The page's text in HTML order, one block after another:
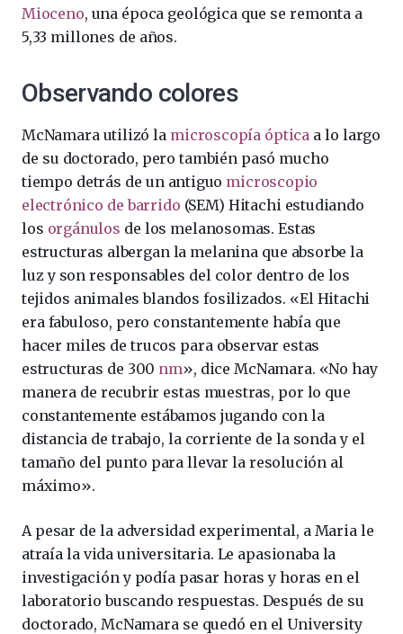
Mioceno, una época geológica que se remonta a
5,33 millones de años.
Observando colores
McNamara utilizó la microscopía óptica a lo largo
de su doctorado, pero también pasó mucho
tiempo detrás de un antiguo microscopio
electrónico de barrido (SEM) Hitachi estudiando
los orgánulos de los melanosomas. Estas
estructuras albergan la melanina que absorbe la
luz y son responsables del color dentro de los
tejidos animales blandos fosilizados. «El Hitachi
era fabuloso, pero constantemente había que
hacer miles de trucos para observar estas
estructuras de 300 nm», dice McNamara. «No hay
manera de recubrir estas muestras, por lo que
constantemente estábamos jugando con la
distancia de trabajo, la corriente de la sonda y el
tamaño del punto para llevar la resolución al
máximo».
A pesar de la adversidad experimental, a Maria le
atraía la vida universitaria. Le apasionaba la
investigación y podía pasar horas y horas en el
laboratorio buscando respuestas. Después de su
doctorado, McNamara se quedó en el University